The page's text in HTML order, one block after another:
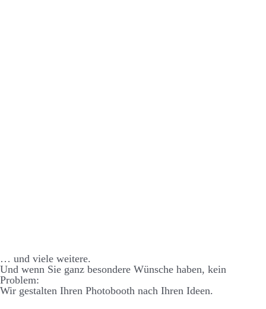
… und viele weitere.
Und wenn Sie ganz besondere Wünsche haben, kein
Problem:
Wir gestalten Ihren Photo­­booth nach Ihren Ideen.